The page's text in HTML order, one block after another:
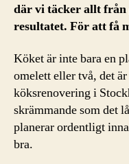
där vi täcker allt
resultatet. För att få
Köket är inte bara en
omelett eller två, det
köksrenovering i
skrämmande som det
planerar ordentligt
bra.